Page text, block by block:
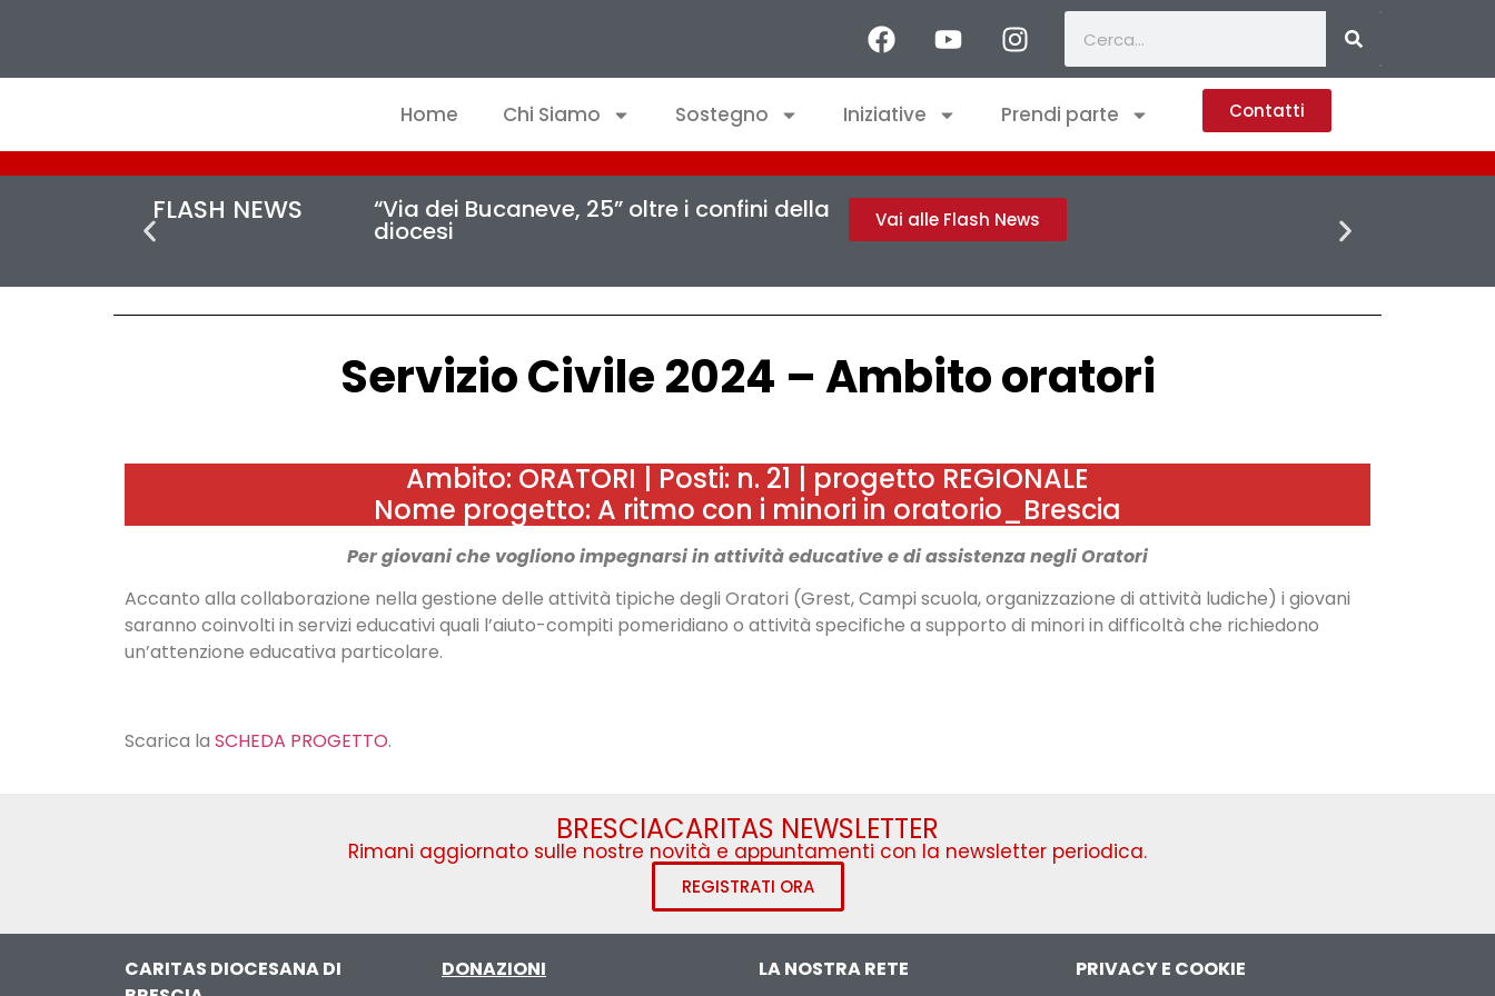
Home Chi Siamo Sostegno Iniziative Prendi parte Contatti
FLASH NEWS “Via dei Bucaneve, 25” oltre i confini della
diocesi Vai alle Flash News
Servizio Civile 2024 – Ambito oratori
Ambito: ORATORI | Posti: n. 21 | progetto REGIONALE
Nome progetto: A ritmo con i minori in oratorio_Brescia
Per giovani che vogliono impegnarsi in attività educative e di assistenza negli Oratori
Accanto alla collaborazione nella gestione delle attività tipiche degli Oratori (Grest, Campi scuola, organizzazione di attività ludiche) i giovani
saranno coinvolti in servizi educativi quali l’aiuto-compiti pomeridiano o attività specifiche a supporto di minori in difficoltà che richiedono
un’attenzione educativa particolare.
Scarica la SCHEDA PROGETTO.
BRESCIACARITAS NEWSLETTER
Rimani aggiornato sulle nostre novità e appuntamenti con la newsletter periodica.
REGISTRATI ORA
CARITAS DIOCESANA DI
DONAZIONI LA NOSTRA RETE PRIVACY E COOKIE